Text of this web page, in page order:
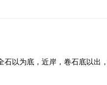
以为底，近岸，卷石底以出